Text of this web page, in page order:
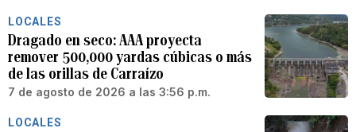
LOCALES
Dragado en seco: AAA proyecta
remover 500,000 yardas cúbicas o más
de las orillas de Carraízo
7 de agosto de 2026 a las 3:56 p.m.
LOCALES